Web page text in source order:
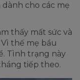
cho các mẹ
thấy mất sức và
thế mẹ bầu
Tình trạng này
tiếp theo.